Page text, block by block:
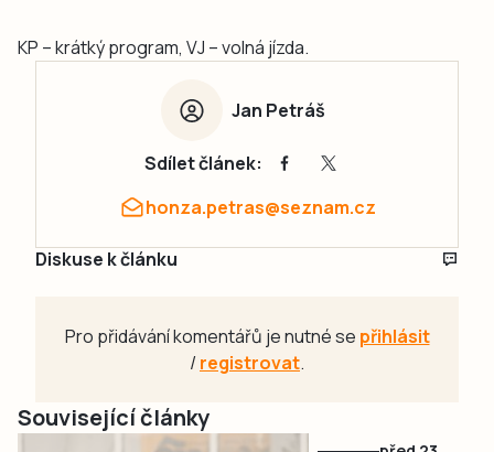
KP – krátký program, VJ – volná jízda.
Jan Petráš
Sdílet článek:
honza.petras@seznam.cz
Diskuse k článku
Pro přidávání komentářů je nutné se přihlásit
/registrovat.
Související články